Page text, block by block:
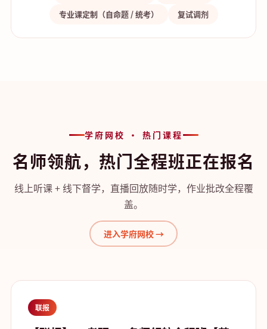
专业课定制（自命题 / 统考）
复试调剂
学府网校 · 热门课程
名师领航，热门全程班正在报名
线上听课 + 线下督学，直播回放随时学，作业批改全程覆
盖。
进入学府网校 →
联报